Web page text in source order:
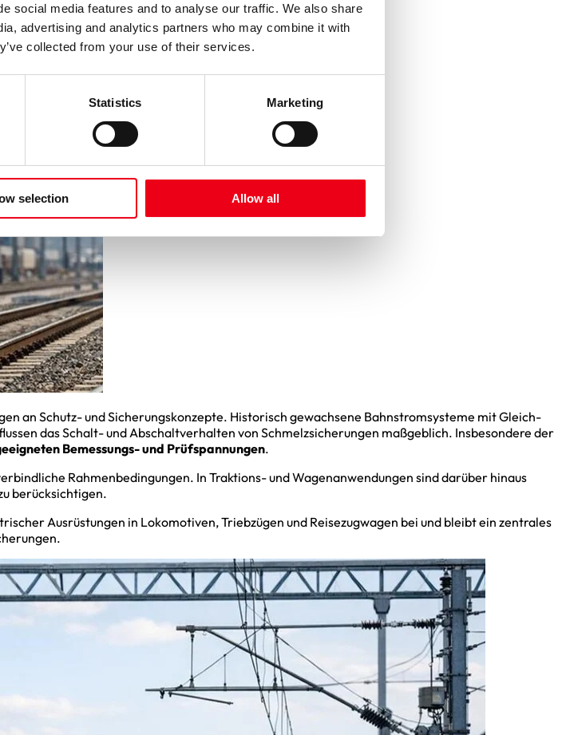
social media features and to analyse our traffic. We also share
advertising and analytics partners who may combine it with
collected from your use of their services.
Statistics Marketing
selection Allow all
an Schutz- und Sicherungskonzepte. Historisch gewachsene Bahnstromsysteme mit Gleich-
das Schalt- und Abschaltverhalten von Schmelzsicherungen maßgeblich. Insbesondere der
Bemessungs- und Prüfspannungen.
Rahmenbedingungen. In Traktions- und Wagenanwendungen sind darüber hinaus
berücksichtigen.
Ausrüstungen in Lokomotiven, Triebzügen und Reisezugwagen bei und bleibt ein zentrales